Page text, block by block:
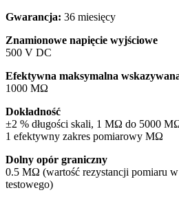
Gwarancja: 36 miesięcy
Znamionowe napięcie wyjściowe
500 V DC
Efektywna maksymalna
1000 MΩ
Dokładność
±2 % długości skali, 1 MΩ do 5000
1 efektywny zakres pomiarowy MΩ
Dolny opór graniczny
0.5 MΩ (wartość rezystancji pomiaru
testowego)